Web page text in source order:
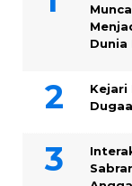
Dunia
Kejari